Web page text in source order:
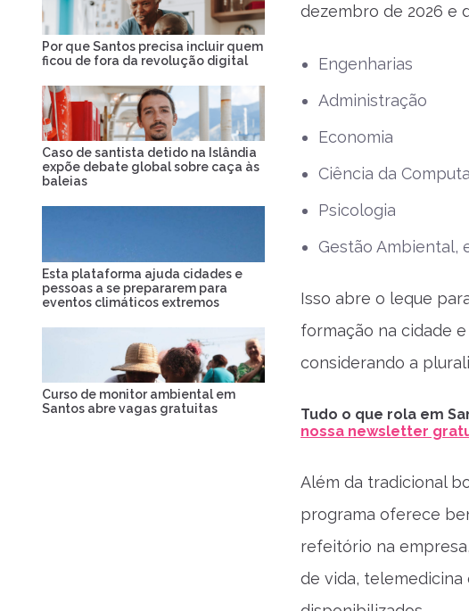
dezembro de 2026 e
Engenharias
Administração
Economia
Ciência da
Psicologia
Gestão Ambiental,
Isso abre o leque
formação na cidade
considerando a
Tudo o que rola em
nossa newsletter
Além da tradicional
programa oferece
refeitório na
de vida,
Por que Santos precisa incluir quem
ficou de fora da revolução digital
Caso de santista detido na Islândia
expõe debate global sobre caça às
baleias
Esta plataforma ajuda cidades e
pessoas a se prepararem para
eventos climáticos extremos
Curso de monitor ambiental em
Santos abre vagas gratuitas